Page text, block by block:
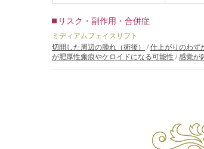
リスク・副作用・合併症
ミディアムフェイスリフト
切開した周辺の腫れ（術後）
/仕上がりのわず
が肥厚性瘢痕やケロイドになる可能性 /感覚が